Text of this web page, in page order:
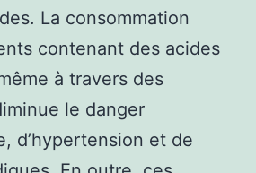
La consommation
contenant des acides
à travers des
le danger
d’hypertension et de